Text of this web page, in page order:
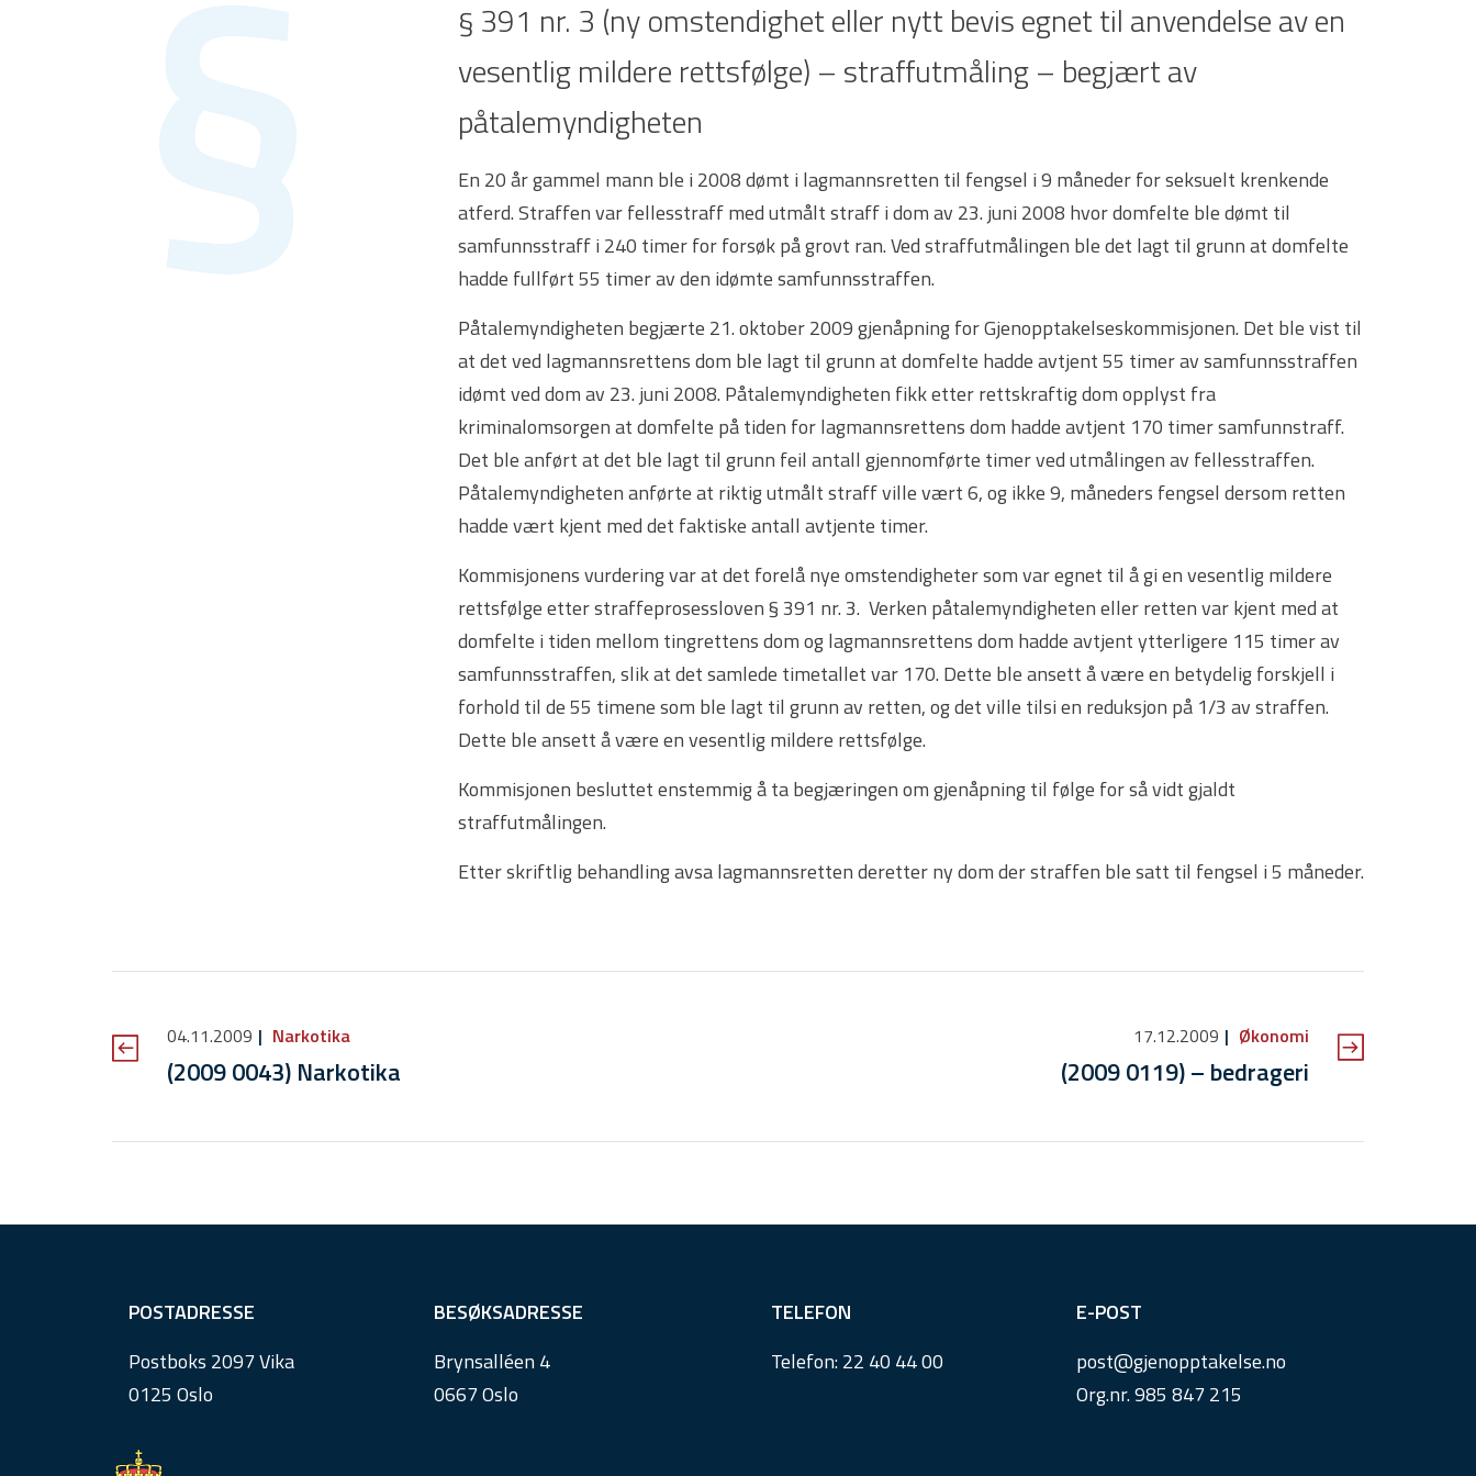
§ 391 nr. 3 (ny omstendighet eller nytt bevis egnet til anvendelse av en
vesentlig mildere rettsfølge) – straffutmåling – begjært av
påtalemyndigheten
En 20 år gammel mann ble i 2008 dømt i lagmannsretten til fengsel i 9 måneder for seksuelt krenkende
atferd. Straffen var fellesstraff med utmålt straff i dom av 23. juni 2008 hvor domfelte ble dømt til
samfunnsstraff i 240 timer for forsøk på grovt ran. Ved straffutmålingen ble det lagt til grunn at domfelte
hadde fullført 55 timer av den idømte samfunnsstraffen.
Påtalemyndigheten begjærte 21. oktober 2009 gjenåpning for Gjenopptakelseskommisjonen. Det ble vist til
at det ved lagmannsrettens dom ble lagt til grunn at domfelte hadde avtjent 55 timer av samfunnsstraffen
idømt ved dom av 23. juni 2008. Påtalemyndigheten fikk etter rettskraftig dom opplyst fra
kriminalomsorgen at domfelte på tiden for lagmannsrettens dom hadde avtjent 170 timer samfunnstraff.
Det ble anført at det ble lagt til grunn feil antall gjennomførte timer ved utmålingen av fellesstraffen.
Påtalemyndigheten anførte at riktig utmålt straff ville vært 6, og ikke 9, måneders fengsel dersom retten
hadde vært kjent med det faktiske antall avtjente timer.
Kommisjonens vurdering var at det forelå nye omstendigheter som var egnet til å gi en vesentlig mildere
rettsfølge etter straffeprosessloven § 391 nr. 3. Verken påtalemyndigheten eller retten var kjent med at
domfelte i tiden mellom tingrettens dom og lagmannsrettens dom hadde avtjent ytterligere 115 timer av
samfunnsstraffen, slik at det samlede timetallet var 170. Dette ble ansett å være en betydelig forskjell i
forhold til de 55 timene som ble lagt til grunn av retten, og det ville tilsi en reduksjon på 1/3 av straffen.
Dette ble ansett å være en vesentlig mildere rettsfølge.
Kommisjonen besluttet enstemmig å ta begjæringen om gjenåpning til følge for så vidt gjaldt
straffutmålingen.
Etter skriftlig behandling avsa lagmannsretten deretter ny dom der straffen ble satt til fengsel i 5 måneder.
04.11.2009 Narkotika
(2009 0043) Narkotika
17.12.2009 Økonomi
(2009 0119) – bedrageri
POSTADRESSE
Postboks 2097 Vika
0125 Oslo
BESØKSADRESSE
Brynsalléen 4
0667 Oslo
TELEFON
Telefon:22 40 44 00
E-POST
post@gjenopptakelse.no
Org.nr. 985 847 215